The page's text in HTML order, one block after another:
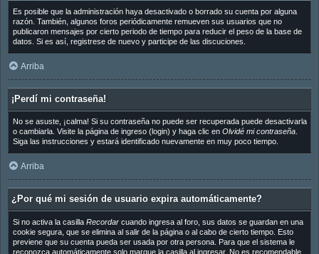
Es posible que la administración haya desactivado o borrado su cuenta por alguna
razón. También, algunos foros periódicamente remueven sus usuarios que no
publicaron mensajes por cierto periodo de tiempo para reducir el peso de la base de
datos. Si es así, registrese de nuevo y participe de las discuciones.
Arriba
¡Perdí mi contraseña!
No se asuste, ¡calma! Si su contraseña no puede ser recuperada puede desactivarla
o cambiarla. Visite la página de ingreso (login) y haga clic en Olvidé mi contraseña.
Siga las instrucciones y estará identificado nuevamente en muy poco tiempo.
Arriba
¿Por qué mi sesión de usuario expira automáticamente?
Si no activa la casilla Recordarcuando ingresa al foro, sus datos se guardan en una
cookie segura, que se elimina al salir de la página o al cabo de cierto tiempo. Esto
previene que su cuenta pueda ser usada por otra persona. Para que el sistema le
reconozca automáticamente solo marque la casilla al ingresar. No es recomendable